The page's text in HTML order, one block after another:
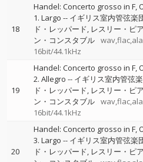
18
Handel: Concerto grosso in F,
1. Largo -- イギリス室内管弦楽
ド・レッパード レスリー・ピ
ン・コンスタブル
16bit/44.1kHz
19
Handel: Concerto grosso in F,
2. Allegro -- イギリス室内管弦
ド・レッパード レスリー・ピ
ン・コンスタブル
16bit/44.1kHz
20
Handel: Concerto grosso in F,
3. Largo -- イギリス室内管弦楽
ド・レッパード レスリー・ピ